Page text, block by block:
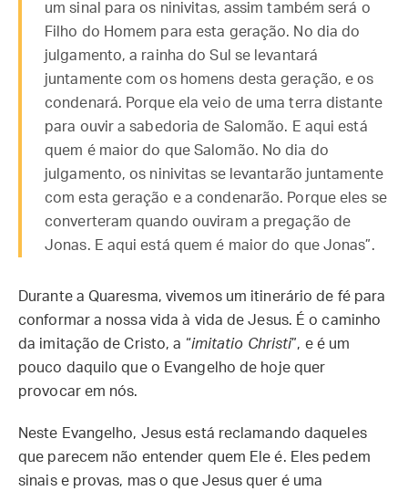
um sinal para os ninivitas, assim também será o
Filho do Homem para esta geração. No dia do
julgamento, a rainha do Sul se levantará
juntamente com os homens desta geração, e os
condenará. Porque ela veio de uma terra distante
para ouvir a sabedoria de Salomão. E aqui está
quem é maior do que Salomão. No dia do
julgamento, os ninivitas se levantarão juntamente
com esta geração e a condenarão. Porque eles se
converteram quando ouviram a pregação de
Jonas. E aqui está quem é maior do que Jonas”.
Durante a Quaresma, vivemos um itinerário de fé para
conformar a nossa vida à vida de Jesus. É o caminho
da imitação de Cristo, a “imitatio Christi”, e é um
pouco daquilo que o Evangelho de hoje quer
provocar em nós.
Neste Evangelho, Jesus está reclamando daqueles
que parecem não entender quem Ele é. Eles pedem
sinais e provas, mas o que Jesus quer é uma